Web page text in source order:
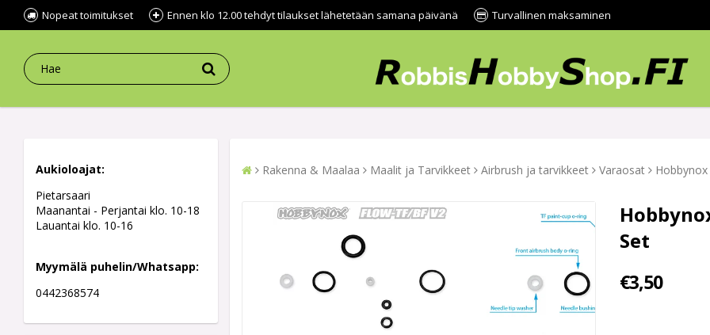
Nopeat toimitukset Ennen klo 12.00 tehdyt tilaukset lähetetään samana päivänä Turvallinen maksaminen
Aukioloajat:
Pietarsaari
Maanantai - Perjantai klo. 10-18
Lauantai klo. 10-16
Myymälä puhelin/Whatsapp:
0442368574
Rakenna & Maalaa Maalit ja Tarvikkeet Airbrush ja tarvikkeet Varaosat
Set
€3,50